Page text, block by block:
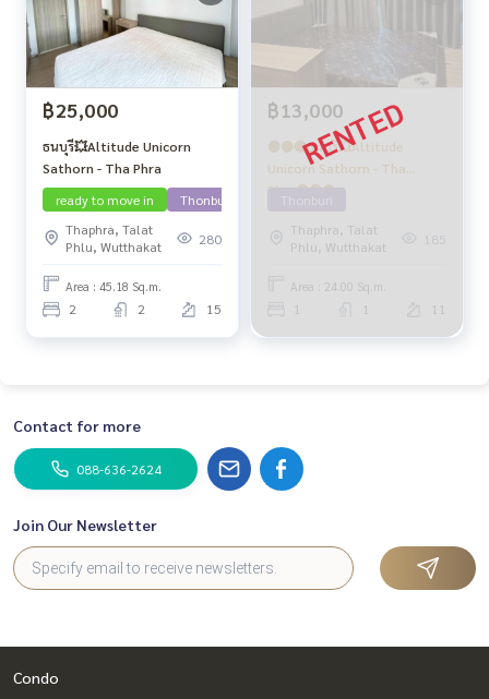
฿25,000
ธนบุรี💥Altitude Unicorn
Sathorn - Tha Phra
ready to move in
Thonburi
Thaphra, Talat
Phlu, Wutthakat
280
Area : 45.18 Sq.m.
2 2 15
฿13,000
🟢🟡🔴ธนบุรี💥Altitude
Unicorn Sathorn - Tha
Phra🔴🟢🟡
Thaphra, Talat
Phlu, Wutthakat
185
Area : 24.00 Sq.m.
1 1 11
Contact for more
088-636-2624
Join Our Newsletter
Condo